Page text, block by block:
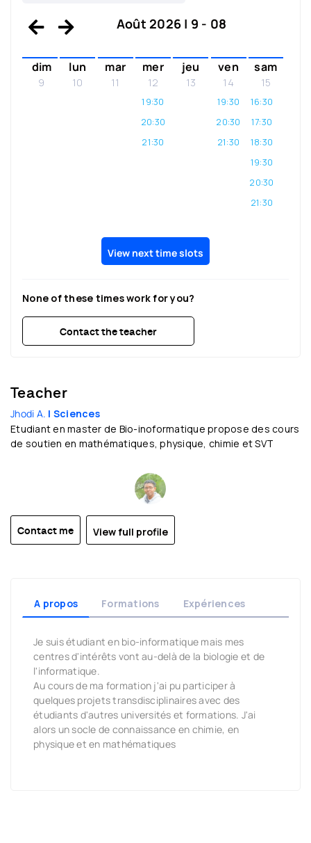
Août 2026 | 9 - 08
dim
9
lun
10
mar
11
mer
12
jeu
13
ven
14
sam
15
19:30
20:30
21:30
19:30
20:30
21:30
16:30
17:30
18:30
19:30
20:30
21:30
View next time slots
None of these times work for you?
Contact the teacher
Teacher
Jhodi A. | Sciences
Etudiant en master de Bio-inoformatique propose des cours
de soutien en mathématiques, physique, chimie et SVT
Contact me View full profile
A propos Formations Expériences
Je suis étudiant en bio-informatique mais mes
centres d'intérêts vont au-delà de la biologie et de
l'informatique.
Au cours de ma formation j'ai pu participer à
quelques projets transdisciplinaires avec des
étudiants d'autres universités et formations. J'ai
alors un socle de connaissance en chimie, en
physique et en mathématiques